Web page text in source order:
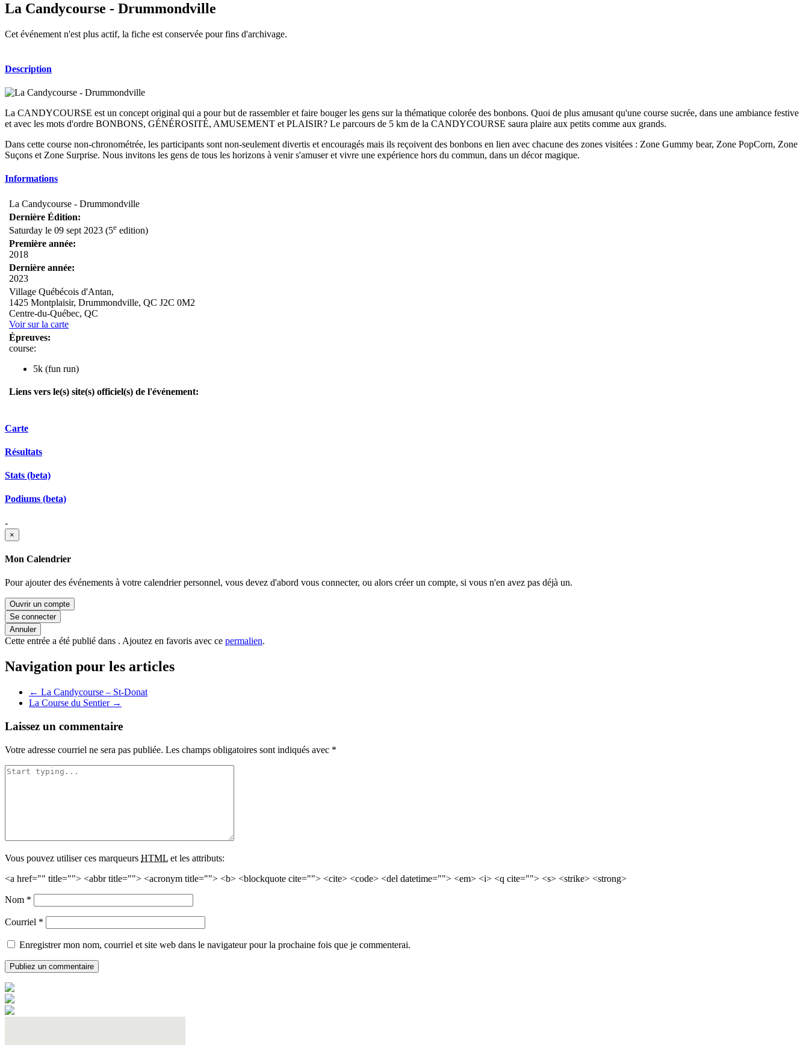
La Candycourse - Drummondville
Cet événement n'est plus actif, la fiche est conservée pour fins d'archivage.
Description
La CANDYCOURSE est un concept original qui a pour but de rassembler et faire bouger les gens sur la thématique colorée des bonbons. Quoi de plus amusant qu'une course sucrée, dans une ambiance festive
et avec les mots d'ordre BONBONS, GÉNÉROSITÉ, AMUSEMENT et PLAISIR? Le parcours de 5 km de la CANDYCOURSE saura plaire aux petits comme aux grands.
Dans cette course non-chronométrée, les participants sont non-seulement divertis et encouragés mais ils reçoivent des bonbons en lien avec chacune des zones visitées : Zone Gummy bear, Zone PopCorn, Zone
Suçons et Zone Surprise. Nous invitons les gens de tous les horizons à venir s'amuser et vivre une expérience hors du commun, dans un décor magique.
Informations
La Candycourse - Drummondville
Dernière Édition:
Saturday le 09 sept 2023 (5e edition)
Première année:
2018
Dernière année:
2023
Village Québécois d'Antan,
1425 Montplaisir, Drummondville, QC J2C 0M2
Centre-du-Québec, QC
Voir sur la carte
Épreuves:
course:
5k (fun run)
Liens vers le(s) site(s) officiel(s) de l'événement:
Carte
Résultats
Stats (beta)
Podiums (beta)
-
×
Mon Calendrier
Pour ajouter des événements à votre calendrier personnel, vous devez d'abord vous connecter, ou alors créer un compte, si vous n'en avez pas déjà un.
Ouvrir un compte
Se connecter
Annuler
Cette entrée a été publié dans . Ajoutez en favoris avec ce permalien.
Navigation pour les articles
← La Candycourse – St-Donat
La Course du Sentier →
Laissez un commentaire
Votre adresse courriel ne sera pas publiée. Les champs obligatoires sont indiqués avec *
Vous pouvez utiliser ces marqueurs HTML et les attributs:
<a href="" title=""> <abbr title=""> <acronym title=""> <b> <blockquote cite=""> <cite> <code> <del datetime=""> <em> <i> <q cite=""> <s> <strike> <strong>
Nom *
Courriel *
Enregistrer mon nom, courriel et site web dans le navigateur pour la prochaine fois que je commenterai.